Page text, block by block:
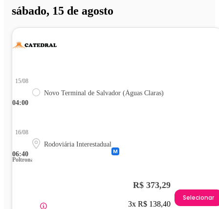
sábado, 15 de agosto
04:00
15/08
Novo Terminal de Salvador (Águas Claras)
06:40
16/08
Rodoviária Interestadual
Poltrona
R$ 373,29
3x R$ 138,40
Selecionar